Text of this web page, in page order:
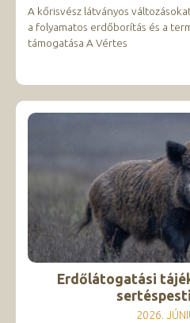
A kőrisvész látványos
a folyamatos erdőborítás és a
támogatása A Vértes
Erdőlátogatási
2026.